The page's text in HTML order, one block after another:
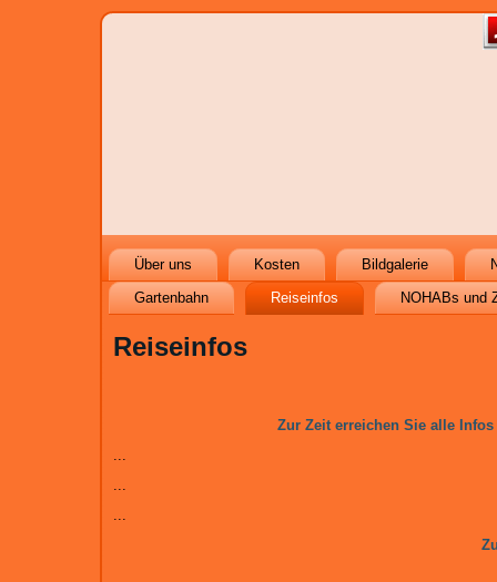
Über uns Kosten Bildgalerie
Gartenbahn
Reiseinfos NOHABs und
Reiseinfos
Zur Zeit erreichen Sie alle
...
...
...